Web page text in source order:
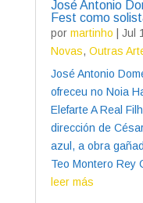
José Antonio
Fest como
por martinho Jul
Novas, Outras
José Antonio
ofreceu no Noia
Elefarte A Real
dirección de
azul, a obra
Teo Montero Rey
leer más